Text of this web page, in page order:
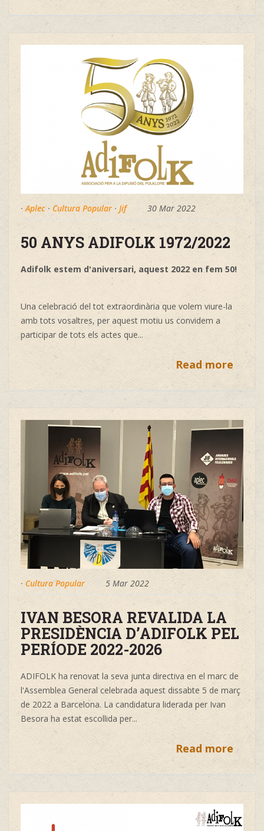
· Aplec · Cultura Popular · Jif 30 Mar 2022
50 ANYS ADIFOLK 1972/2022
Adifolk estem d'aniversari, aquest 2022 en fem 50!
Una celebració del tot extraordinària que volem viure-la
amb tots vosaltres, per aquest motiu us convidem a
participar de tots els actes que...
Read more
· Cultura Popular 5 Mar 2022
IVAN BESORA REVALIDA LA
PRESIDÈNCIA D’ADIFOLK PEL
PERÍODE 2022-2026
ADIFOLK ha renovat la seva junta directiva en el marc de
l'Assemblea General celebrada aquest dissabte 5 de març
de 2022 a Barcelona. La candidatura liderada per Ivan
Besora ha estat escollida per...
Read more